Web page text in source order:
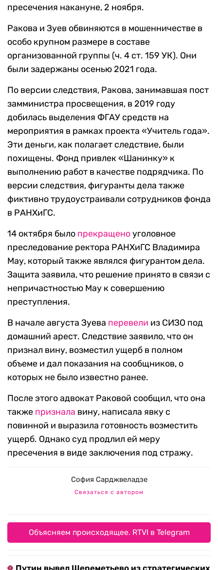
пресечения накануне, 2 ноября.
Ракова и Зуев обвиняются в мошенничестве в
особо крупном размере в составе
организованной группы (ч. 4 ст. 159 УК). Они
были задержаны осенью 2021 года.
По версии следствия, Ракова, занимавшая пост
замминистра просвещения, в 2019 году
добилась выделения ФГАУ средств на
мероприятия в рамках проекта «Учитель года».
Эти деньги, как полагает следствие, были
похищены. Фонд привлек «Шанинку» к
выполнению работ в качестве подрядчика. По
версии следствия, фигуранты дела также
фиктивно трудоустраивали сотрудников фонда
в РАНХиГС.
14 октября было прекращеноуголовное
преследование ректора РАНХиГС Владимира
Мау, который также являлся фигурантом дела.
Защита заявила, что решение принято в связи с
непричастностью Мау к совершению
преступления.
В начале августа Зуева перевели из СИЗО под
домашний арест. Следствие заявило, что он
признал вину, возместил ущерб в полном
объеме и дал показания на сообщников, о
которых не было известно ранее.
После этого адвокат Раковой сообщил, что она
также признала вину, написала явку с
повинной и выразила готовность возместить
ущерб. Однако суд продлил ей меру
пресечения в виде заключения под стражу.
София Сарджвеладзе
Связаться с автором
Объясняем происходящее. RTVI в Telegram